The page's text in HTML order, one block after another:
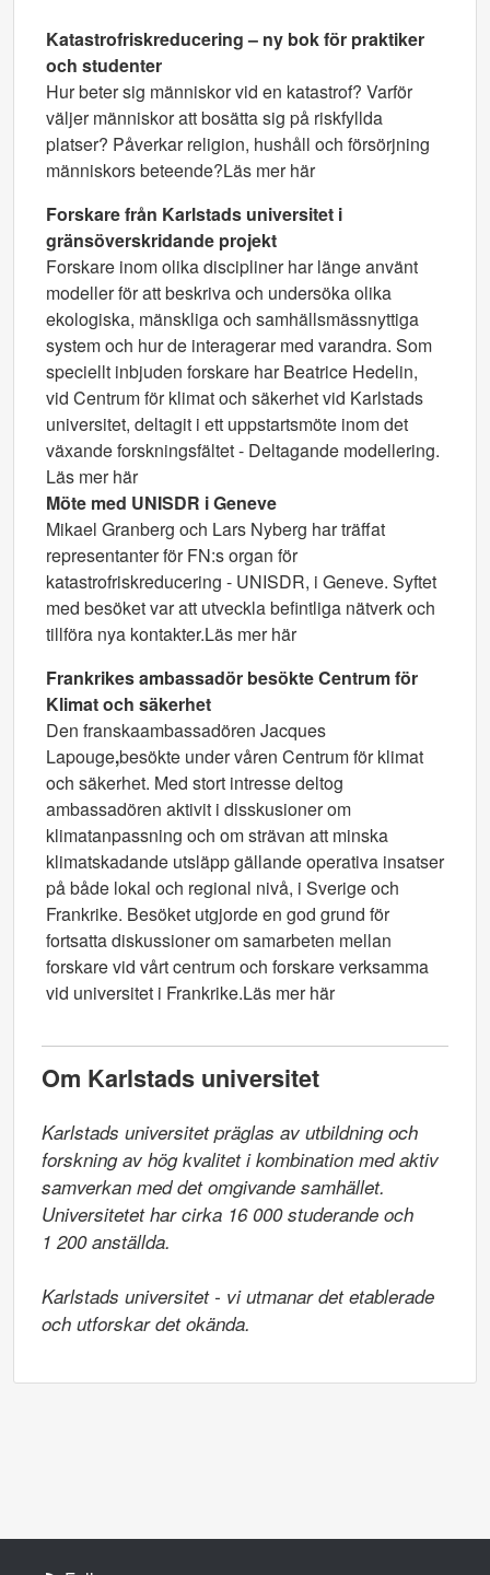
Katastrofriskreducering – ny bok för praktiker
och studenter
Hur beter sig människor vid en katastrof? Varför
väljer människor att bosätta sig på riskfyllda
platser? Påverkar religion, hushåll och försörjning
människors beteende?Läs mer här
Forskare från Karlstads universitet i
gränsöverskridande projekt
Forskare inom olika discipliner har länge använt
modeller för att beskriva och undersöka olika
ekologiska, mänskliga och samhällsmässnyttiga
system och hur de interagerar med varandra. Som
speciellt inbjuden forskare har Beatrice Hedelin,
vid Centrum för klimat och säkerhet vid Karlstads
universitet, deltagit i ett uppstartsmöte inom det
växande forskningsfältet - Deltagande modellering.
Läs mer här
Möte med UNISDR i Geneve
Mikael Granberg och Lars Nyberg har träffat
representanter för FN:s organ för
katastrofriskreducering - UNISDR, i Geneve. Syftet
med besöket var att utveckla befintliga nätverk och
tillföra nya kontakter.Läs mer här
Frankrikes ambassadör besökte Centrum för
Klimat och säkerhet
Den franskaambassadören Jacques
Lapouge,besökte under våren Centrum för klimat
och säkerhet. Med stort intresse deltog
ambassadören aktivit i disskusioner om
klimatanpassning och om strävan att minska
klimatskadande utsläpp gällande operativa insatser
på både lokal och regional nivå, i Sverige och
Frankrike. Besöket utgjorde en god grund för
fortsatta diskussioner om samarbeten mellan
forskare vid vårt centrum och forskare verksamma
vid universitet i Frankrike.Läs mer här
Om Karlstads universitet
Karlstads universitet präglas av utbildning och
forskning av hög kvalitet i kombination med aktiv
samverkan med det omgivande samhället.
Universitetet har cirka 16 000 studerande och
1 200 anställda.
Karlstads universitet - vi utmanar det etablerade
och utforskar det okända.